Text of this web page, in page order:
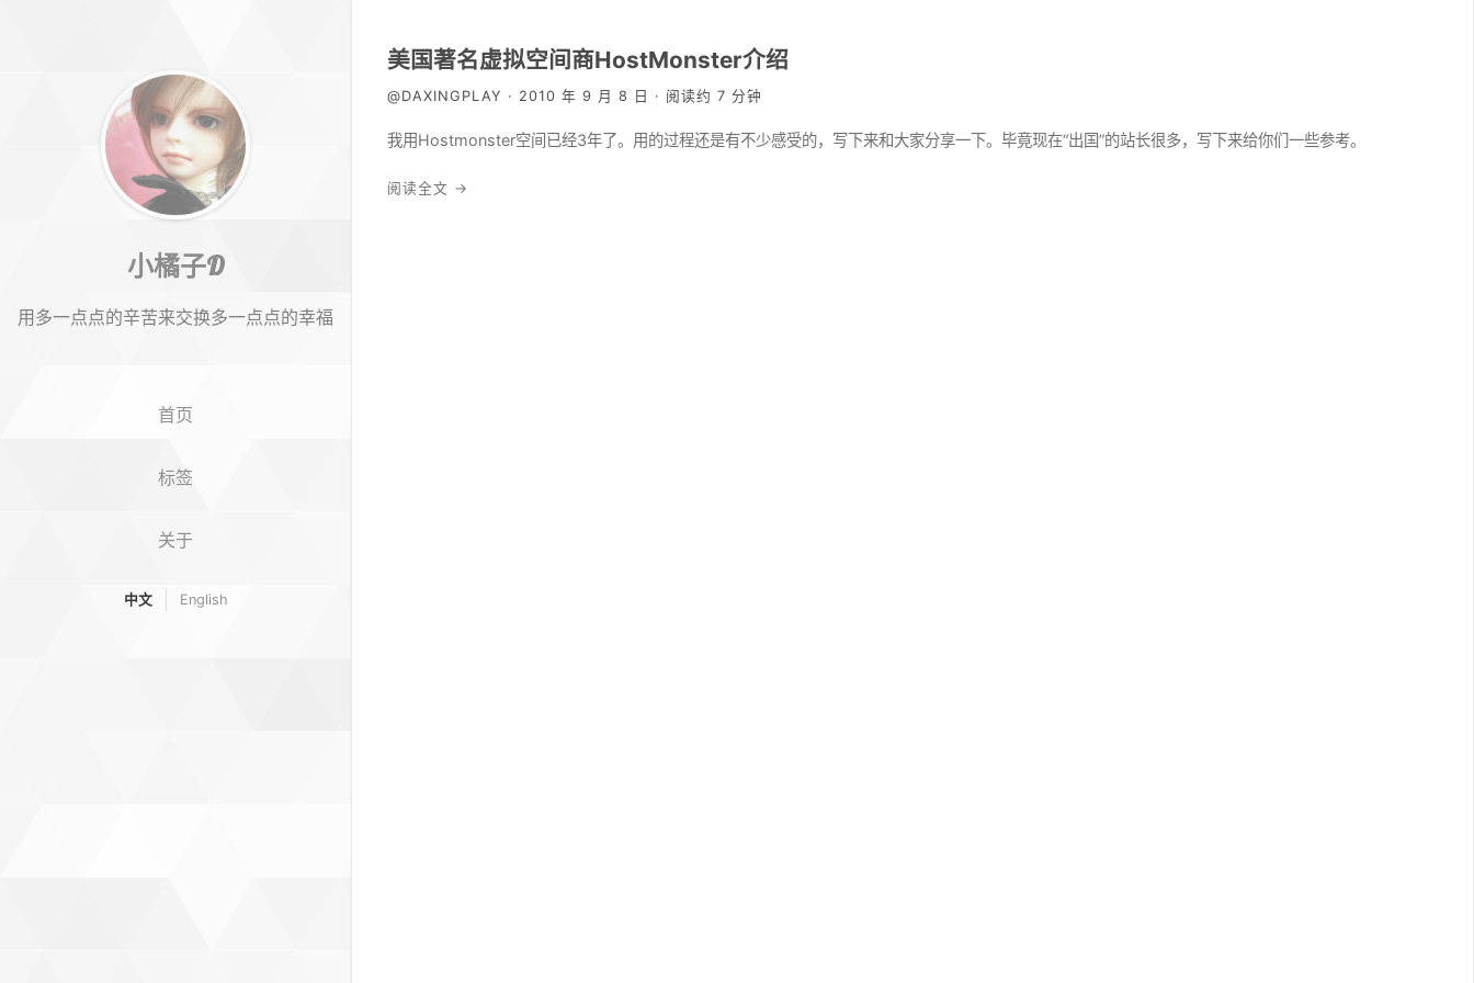
小橘子D
用多一点点的辛苦来交换多一点点的幸福
首页
标签
关于
中文 English
美国著名虚拟空间商HostMonster介绍
@DAXINGPLAY · 2010 年 9 月 8 日 · 阅读约 7 分钟
我用Hostmonster空间已经3年了。用的过程还是有不少感受的，写下来和大家分享一下。毕竟现在“出国”的站长很多，写下来给你们一些参考。
阅读全文 →